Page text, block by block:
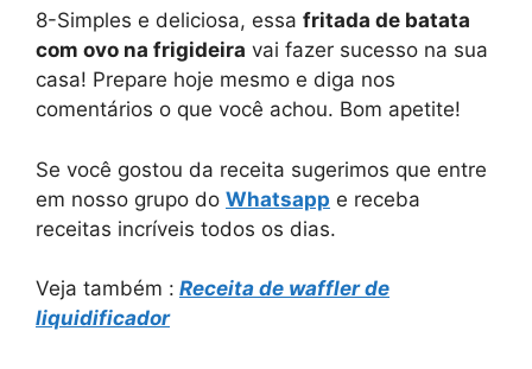
8-Simples e deliciosa, essa fritada de batata
com ovo na frigideira vai fazer sucesso na sua
casa! Prepare hoje mesmo e diga nos
comentários o que você achou. Bom apetite!
Se você gostou da receita sugerimos que entre
em nosso grupo do Whatsapp e receba
receitas incríveis todos os dias.
Veja também : Receita de waffler de
liquidificador